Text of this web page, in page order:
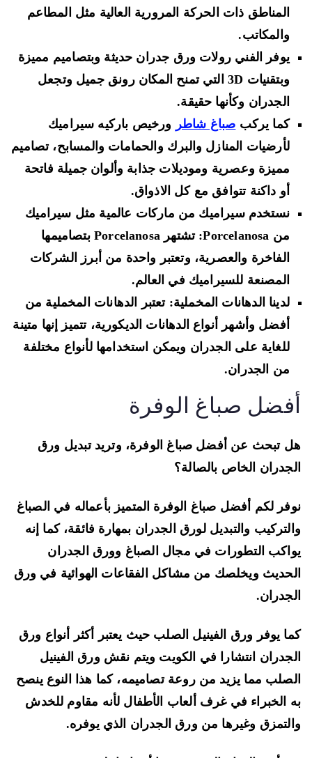
المناطق ذات الحركة المرورية العالية مثل المطاعم
والمكاتب.
يوفر الفني رولات ورق جدران حديثة وبتصاميم مميزة
وبتقنيات 3D التي تمنح المكان رونق جميل وتجعل
الجدران وكأنها حقيقة.
كما يركبصباغ شاطرورخيص باركيه سيراميك
لأرضيات المنازل والبرك والحمامات والمسابح، تصاميم
مميزة وعصرية وموديلات جذابة وألوان جميلة فاتحة
أو داكنة تتوافق مع كل الاذواق.
نستخدم سيراميك من ماركات عالمية مثل سيراميك
من Porcelanosa: تشتهر Porcelanosa بتصاميمها
الفاخرة والعصرية، وتعتبر واحدة من أبرز الشركات
المصنعة للسيراميك في العالم.
لدينا الدهانات المخملية: تعتبر الدهانات المخملية من
أفضل وأشهر أنواع الدهانات الديكورية، تتميز إنها متينة
للغاية على الجدران ويمكن استخدامها لأنواع مختلفة
من الجدران.
صباغ الوفرة
تبحث عن أفضل صباغ الوفرة، وتريد تبديل ورق
الخاص بالصالة؟
لكم أفضل صباغ الوفرة المتميز بأعماله في الصباغ
والتبديل لورق الجدران بمهارة فائقة، كما إنه
التطورات في مجال الصباغ وورق الجدران
ويخلصك من مشاكل الفقاعات الهوائية في ورق
يوفر ورق الفينيل الصلب حيث يعتبر أكثر أنواع ورق
انتشارا في الكويت ويتم نقش ورق الفينيل
مما يزيد من روعة تصاميمه، كما هذا النوع ينصح
الخبراء في غرف ألعاب الأطفال لأنه مقاوم للخدش
وغيرها من ورق الجدران الذي يوفره.